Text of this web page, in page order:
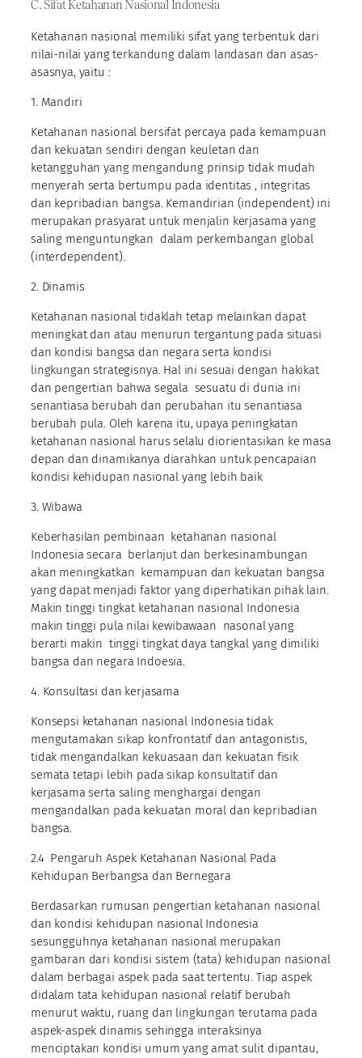
Ketahanan nasional memiliki sifat yang terbentuk dari
nilai-nilai yang terkandung dalam landasan dan asas-
asasnya, yaitu :
1. Mandiri
Ketahanan nasional bersifat percaya pada kemampuan
dan kekuatan sendiri dengan keuletan dan
ketangguhan yang mengandung prinsip tidak mudah
menyerah serta bertumpu pada identitas , integritas
dan kepribadian bangsa. Kemandirian (independent) ini
merupakan prasyarat untuk menjalin kerjasama yang
saling menguntungkan dalam perkembangan global
(interdependent).
2. Dinamis
Ketahanan nasional tidaklah tetap melainkan dapat
meningkat dan atau menurun tergantung pada situasi
dan kondisi bangsa dan negara serta kondisi
lingkungan strategisnya. Hal ini sesuai dengan hakikat
dan pengertian bahwa segala sesuatu di dunia ini
senantiasa berubah dan perubahan itu senantiasa
berubah pula. Oleh karena itu, upaya peningkatan
ketahanan nasional harus selalu diorientasikan ke masa
depan dan dinamikanya diarahkan untuk pencapaian
kondisi kehidupan nasional yang lebih baik
3. Wibawa
Keberhasilan pembinaan ketahanan nasional
Indonesia secara berlanjut dan berkesinambungan
akan meningkatkan kemampuan dan kekuatan bangsa
yang dapat menjadi faktor yang diperhatikan pihak lain.
Makin tinggi tingkat ketahanan nasional Indonesia
makin tinggi pula nilai kewibawaan nasonal yang
berarti makin tinggi tingkat daya tangkal yang dimiliki
bangsa dan negara Indoesia.
4. Konsultasi dan kerjasama
Konsepsi ketahanan nasional Indonesia tidak
mengutamakan sikap konfrontatif dan antagonistis,
tidak mengandalkan kekuasaan dan kekuatan fisik
semata tetapi lebih pada sikap konsultatif dan
kerjasama serta saling menghargai dengan
mengandalkan pada kekuatan moral dan kepribadian
bangsa.
2.4 Pengaruh Aspek Ketahanan Nasional Pada
Kehidupan Berbangsa dan Bernegara
Berdasarkan rumusan pengertian ketahanan nasional
dan kondisi kehidupan nasional Indonesia
sesungguhnya ketahanan nasional merupakan
gambaran dari kondisi sistem (tata) kehidupan nasional
dalam berbagai aspek pada saat tertentu. Tiap aspek
didalam tata kehidupan nasional relatif berubah
menurut waktu, ruang dan lingkungan terutama pada
aspek-aspek dinamis sehingga interaksinya
menciptakan kondisi umum yang amat sulit dipantau,